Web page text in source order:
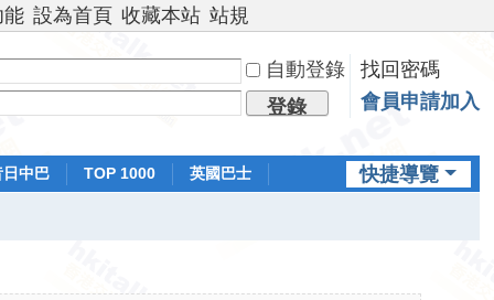
能 設為首頁 收藏本站 站規
自動登錄
找回密碼
登錄
會員申請加入
快捷導覽
日中巴 TOP 1000
英國巴士